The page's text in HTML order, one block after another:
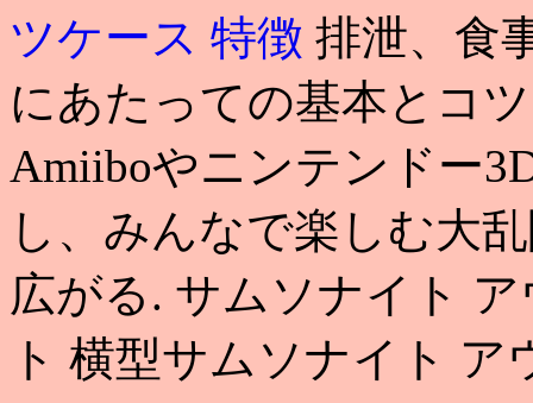
ツケース 特徴 排泄、食
にあたっての基本とコ
Amiiboやニンテンドー
し、みんなで楽しむ大
広がる. サムソナイト
ト 横型サムソナイト ア